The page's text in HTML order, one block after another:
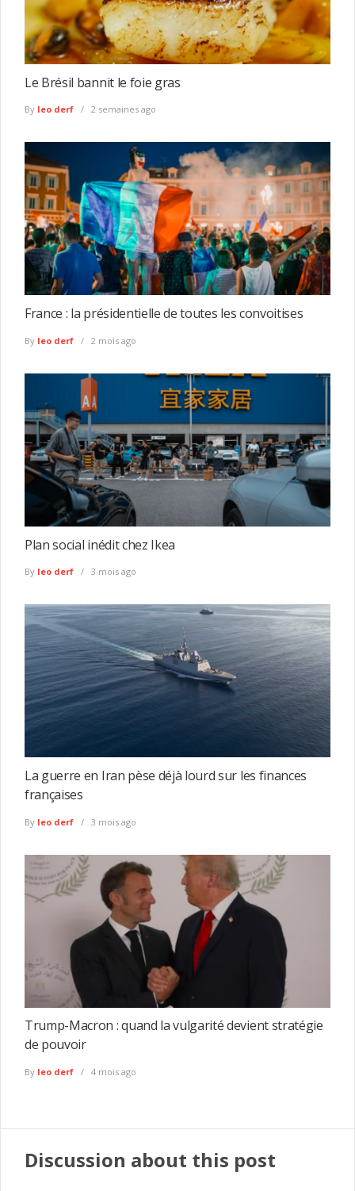
Le Brésil bannit le foie gras
By leo derf 2 semaines ago
France : la présidentielle de toutes les convoitises
By leo derf 2 mois ago
Plan social inédit chez Ikea
By leo derf 3 mois ago
La guerre en Iran pèse déjà lourd sur les finances
françaises
By leo derf 3 mois ago
Trump-Macron : quand la vulgarité devient stratégie
de pouvoir
By leo derf 4 mois ago
Discussion about this post